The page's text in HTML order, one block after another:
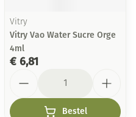
Vitry
Vitry Vao Water Sucre Orge
4ml
€ 6,81
Bestel